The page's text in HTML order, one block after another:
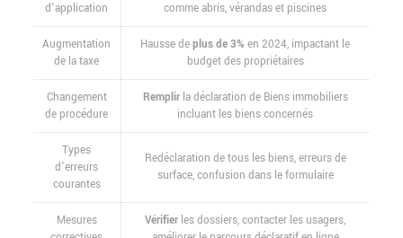
d’application
comme abris, vérandas et piscines
Augmentation
de la taxe
Hausse deplus de 3% en 2024, impactant le
budget des propriétaires
Changement
de procédure
Remplirla déclaration de Biens immobiliers
incluant les biens concernés
Types
d’erreurs
courantes
Redéclaration de tous les biens, erreurs de
surface, confusion dans le formulaire
Mesures
Vérifier les dossiers, contacter les usagers,